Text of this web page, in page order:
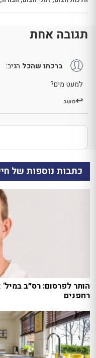
תגובה אחת
ברכתו שהכל הגיב:
למעט מים?
השב
כתבות נוספות של
הותר לפרסום: רס״ב
רחפנים